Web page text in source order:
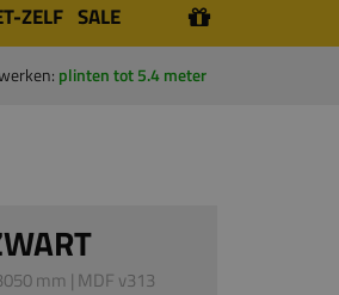
ZELF SALE
plinten tot 5.4 meter
mm | MDF v313